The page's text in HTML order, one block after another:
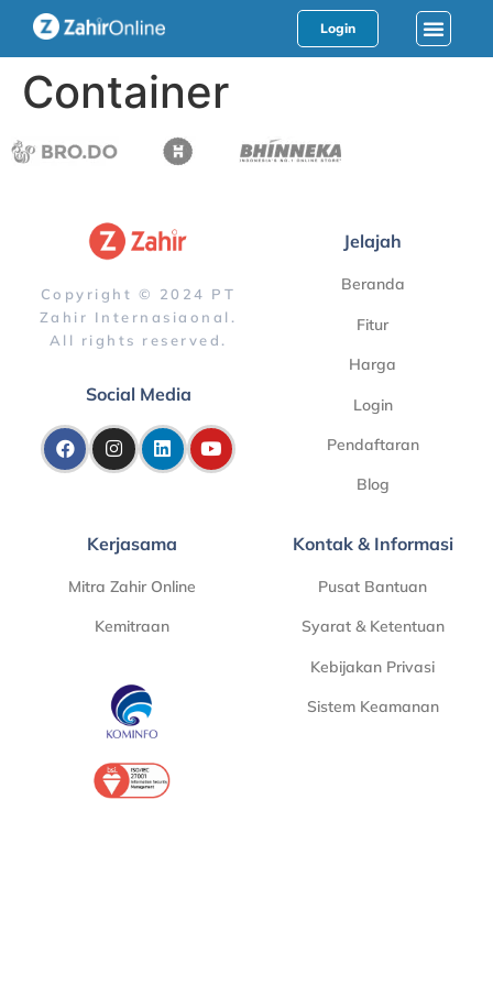
Login
Container
Copyright © 2024 PT
Zahir Internasiaonal.
All rights reserved.
Social Media
Jelajah
Beranda
Fitur
Harga
Login
Pendaftaran
Blog
Kerjasama
Mitra Zahir Online
Kemitraan
Kontak & Informasi
Pusat Bantuan
Syarat & Ketentuan
Kebijakan Privasi
Sistem Keamanan